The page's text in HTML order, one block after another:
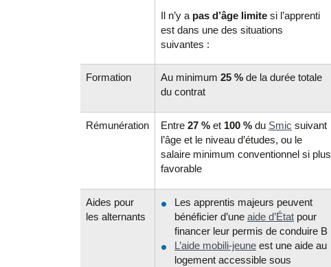
Il n’y a pas d’âge limite si l’apprenti
est dans une des situations
suivantes :
Formation Au minimum 25 % de la durée totale
du contrat
Rémunération Entre 27 % et 100 % du Smic suivant
l’âge et le niveau d’études, ou le
salaire minimum conventionnel si plus
favorable
Aides pour
les alternants
Les apprentis majeurs peuvent
bénéficier d’une aide d’État pour
financer leur permis de conduire B
L’aide mobili-jeune est une aide au
logement accessible sous